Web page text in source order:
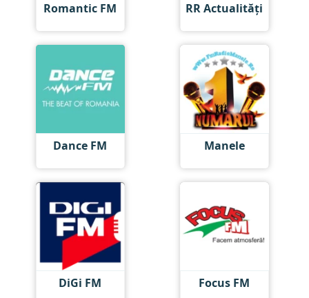
Romantic FM RR Actualități
Dance FM Manele
DiGi FM Focus FM